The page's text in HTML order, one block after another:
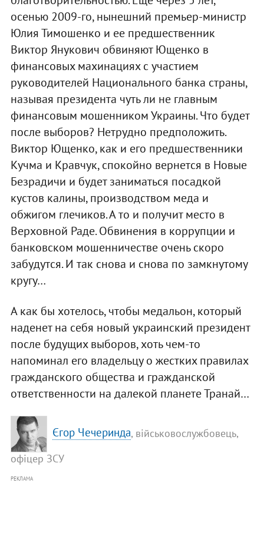
осенью 2009-го, нынешний премьер-министр
Юлия Тимошенко и ее предшественник
Виктор Янукович обвиняют Ющенко в
финансовых махинациях с участием
руководителей Национального банка страны,
называя президента чуть ли не главным
финансовым мошенником Украины. Что будет
после выборов? Нетрудно предположить.
Виктор Ющенко, как и его предшественники
Кучма и Кравчук, спокойно вернется в Новые
Безрадичи и будет заниматься посадкой
кустов калины, производством меда и
обжигом глечиков. А то и получит место в
Верховной Раде. Обвинения в коррупции и
банковском мошенничестве очень скоро
забудутся. И так снова и снова по замкнутому
кругу…
А как бы хотелось, чтобы медальон, который
наденет на себя новый украинский президент
после будущих выборов, хоть чем-то
напоминал его владельцу о жестких правилах
гражданского общества и гражданской
ответственности на далекой планете Транай…
Єгор Чечеринда, військовослужбовець,
офіцер ЗСУ
РЕКЛАМА